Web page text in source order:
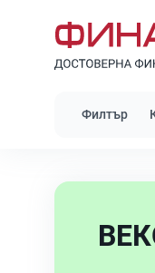
Филтър